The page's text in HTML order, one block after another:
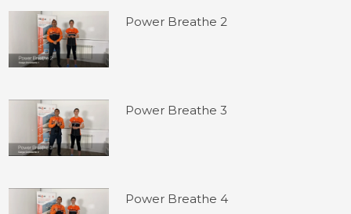
Power Breathe 2
Power Breathe 3
Power Breathe 4